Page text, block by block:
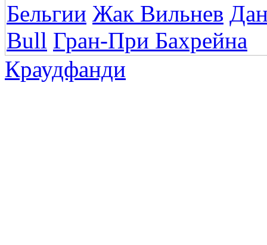
Бельгии Жак Вильнев
Bull Гран-При Бахрейна
Краудфанди